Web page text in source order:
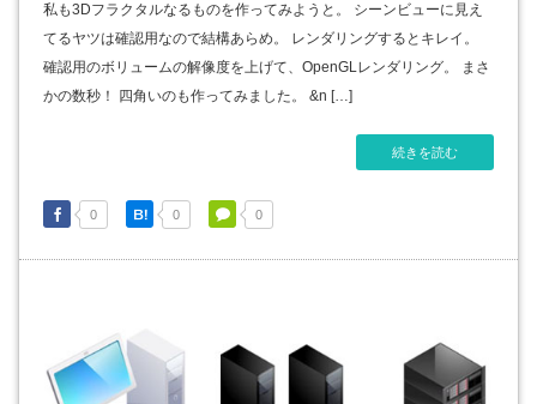
私も3Dフラクタルなるものを作ってみようと。 シーンビューに見え
てるヤツは確認用なので結構あらめ。 レンダリングするとキレイ。
確認用のボリュームの解像度を上げて、OpenGLレンダリング。 まさ
かの数秒！ 四角いのも作ってみました。 &n […]
続きを読む
0 0 0